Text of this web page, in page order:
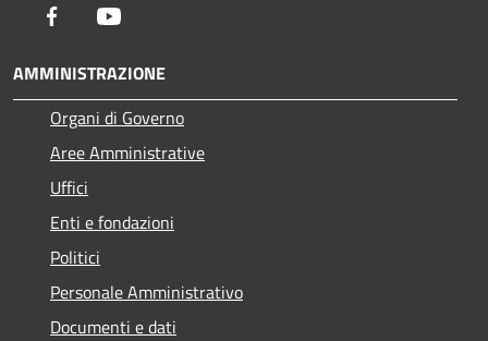
Facebook
AMMINISTRAZIONE
Organi di Governo
Aree Amministrative
Uffici
Enti e fondazioni
Politici
Personale Amministrativo
Documenti e dati